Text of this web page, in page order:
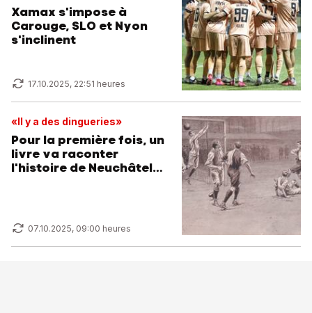
Xamax s'impose à
Carouge, SLO et Nyon
s'inclinent
17.10.2025, 22:51 heures
«Il y a des dingueries»
Pour la première fois, un
livre va raconter
l'histoire de Neuchâtel
07.10.2025, 09:00 heures